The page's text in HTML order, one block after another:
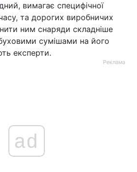
вимагає специфічної
та дорогих виробничих
ним снаряди складніше
сумішами на його
експерти.
Реклама
ad